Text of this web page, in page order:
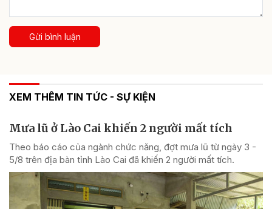
Gửi bình luận
XEM THÊM TIN TỨC - SỰ KIỆN
Mưa lũ ở Lào Cai khiến 2 người mất tích
Theo báo cáo của ngành chức năng, đợt mưa lũ từ ngày 3 -
5/8 trên địa bàn tỉnh Lào Cai đã khiến 2 người mất tích.